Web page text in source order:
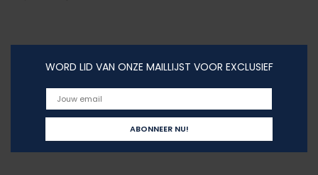
WORD LID VAN ONZE MAILLIJST VOOR EXCLUSIEF